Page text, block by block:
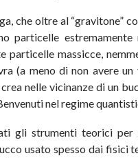
che oltre al “gravitone”
particelle
particelle massicce,
(a meno di non avere
nelle vicinanze di un
nel regime
gli strumenti teorici
usato spesso dai fisici